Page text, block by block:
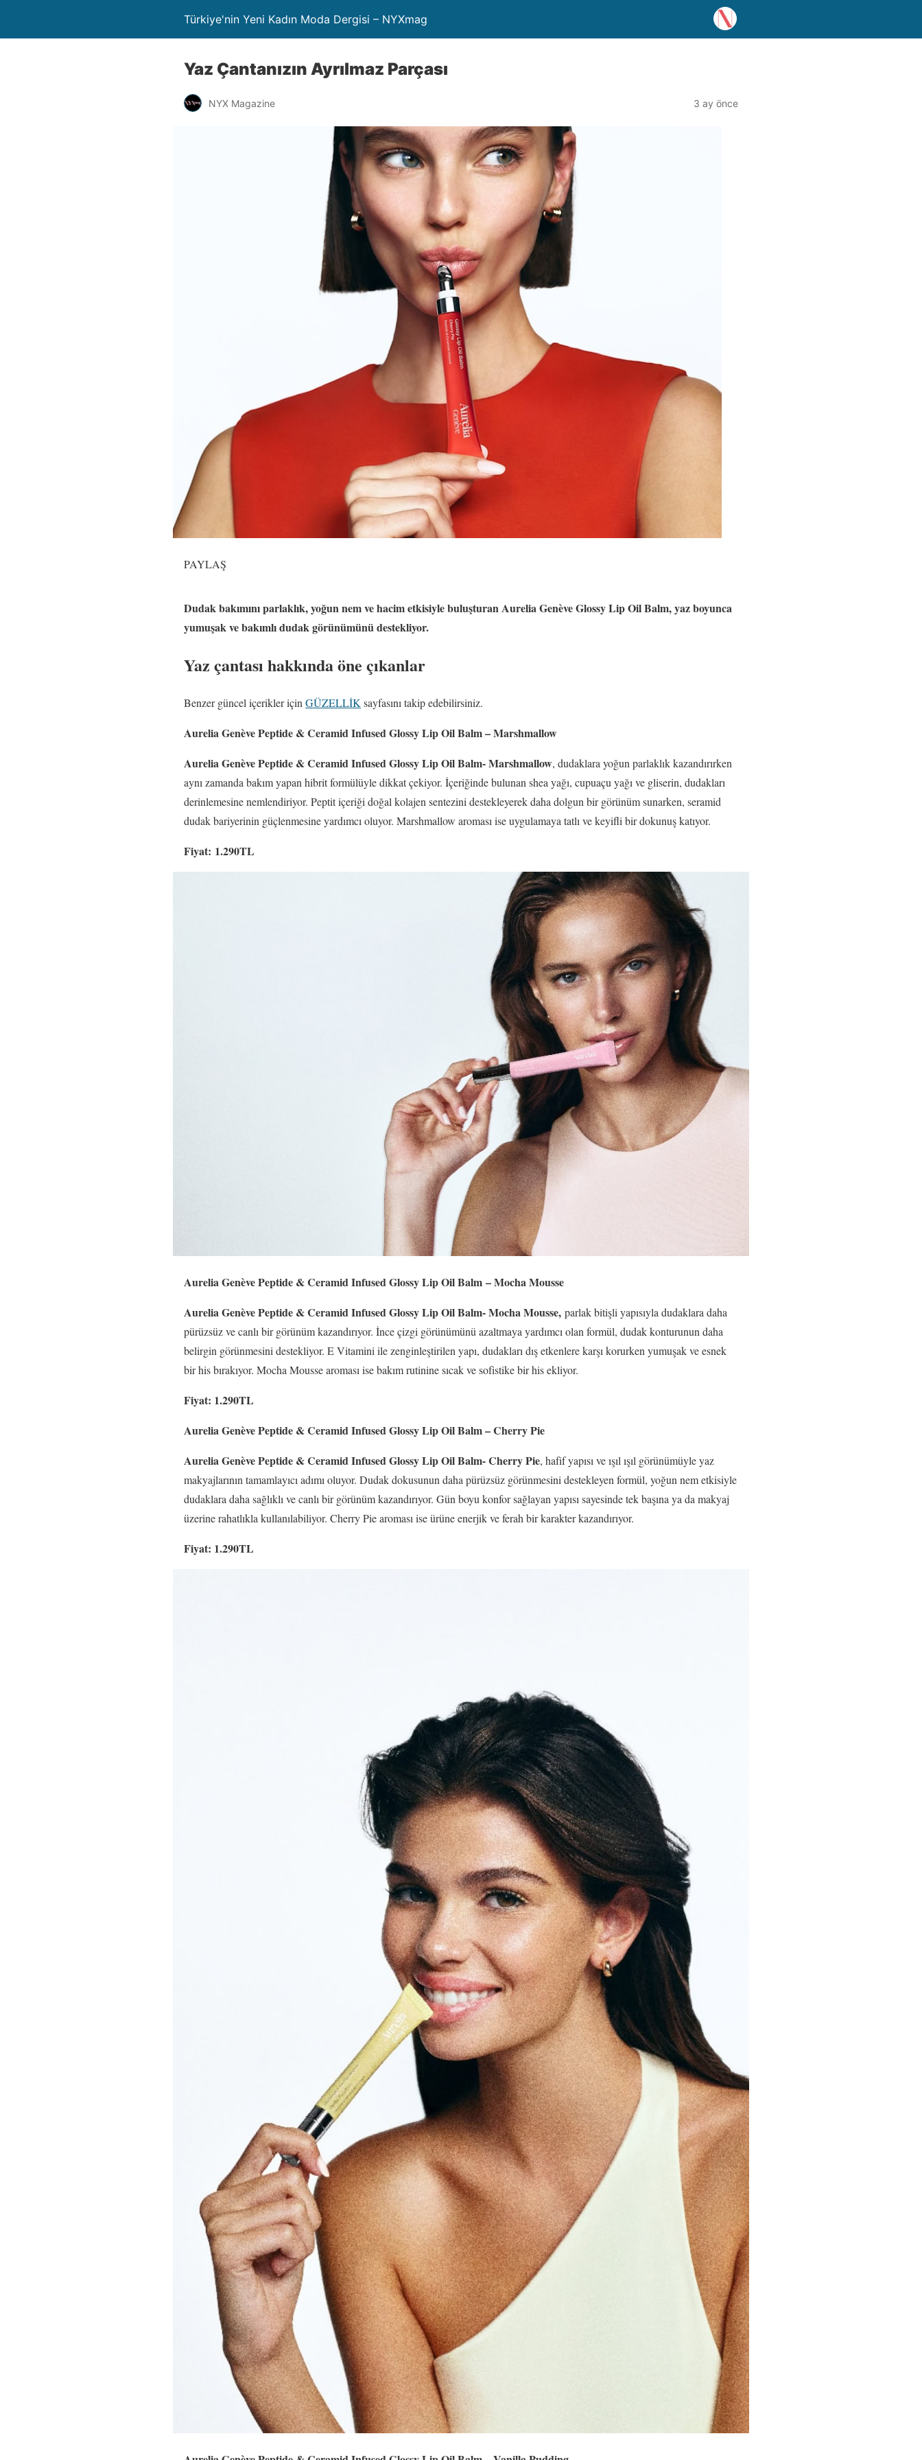
Türkiye'nin Yeni Kadın Moda Dergisi – NYXmag
Yaz Çantanızın Ayrılmaz Parçası
NYX Magazine 3 ay önce
PAYLAŞ
Dudak bakımını parlaklık, yoğun nem ve hacim etkisiyle buluşturan Aurelia Genève Glossy Lip Oil Balm, yaz boyunca
yumuşak ve bakımlı dudak görünümünü destekliyor.
Yaz çantası hakkında öne çıkanlar
Benzer güncel içerikler için GÜZELLİK sayfasını takip edebilirsiniz.
Aurelia Genève Peptide & Ceramid Infused Glossy Lip Oil Balm – Marshmallow
Aurelia Genève Peptide & Ceramid Infused Glossy Lip Oil Balm- Marshmallow, dudaklara yoğun parlaklık kazandırırken
aynı zamanda bakım yapan hibrit formülüyle dikkat çekiyor. İçeriğinde bulunan shea yağı, cupuaçu yağı ve gliserin, dudakları
derinlemesine nemlendiriyor. Peptit içeriği doğal kolajen sentezini destekleyerek daha dolgun bir görünüm sunarken, seramid
dudak bariyerinin güçlenmesine yardımcı oluyor. Marshmallow aroması ise uygulamaya tatlı ve keyifli bir dokunuş katıyor.
Fiyat: 1.290TL
Aurelia Genève Peptide & Ceramid Infused Glossy Lip Oil Balm – Mocha Mousse
Aurelia Genève Peptide & Ceramid Infused Glossy Lip Oil Balm- Mocha Mousse, parlak bitişli yapısıyla dudaklara daha
pürüzsüz ve canlı bir görünüm kazandırıyor. İnce çizgi görünümünü azaltmaya yardımcı olan formül, dudak konturunun daha
belirgin görünmesini destekliyor. E Vitamini ile zenginleştirilen yapı, dudakları dış etkenlere karşı korurken yumuşak ve esnek
bir his bırakıyor. Mocha Mousse aroması ise bakım rutinine sıcak ve sofistike bir his ekliyor.
Fiyat: 1.290TL
Aurelia Genève Peptide & Ceramid Infused Glossy Lip Oil Balm – Cherry Pie
Aurelia Genève Peptide & Ceramid Infused Glossy Lip Oil Balm- Cherry Pie, hafif yapısı ve ışıl ışıl görünümüyle yaz
makyajlarının tamamlayıcı adımı oluyor. Dudak dokusunun daha pürüzsüz görünmesini destekleyen formül, yoğun nem etkisiyle
dudaklara daha sağlıklı ve canlı bir görünüm kazandırıyor. Gün boyu konfor sağlayan yapısı sayesinde tek başına ya da makyaj
üzerine rahatlıkla kullanılabiliyor. Cherry Pie aroması ise ürüne enerjik ve ferah bir karakter kazandırıyor.
Fiyat: 1.290TL